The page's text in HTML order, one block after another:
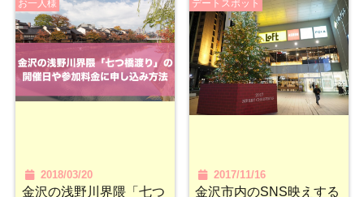
お一人様
2018/03/20
金沢の浅野川界隈「七つ
デートスポット
2017/11/16
金沢市内のSNS映えする